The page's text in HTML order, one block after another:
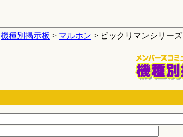
機種別掲示板 > マルホン > ビックリマンシリーズ